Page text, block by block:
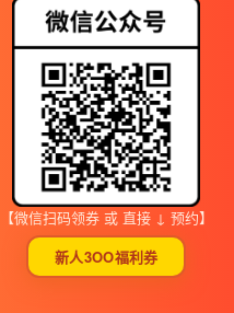
【微信扫码领券 或 直接 ↓ 预约】
新人3OO福利券